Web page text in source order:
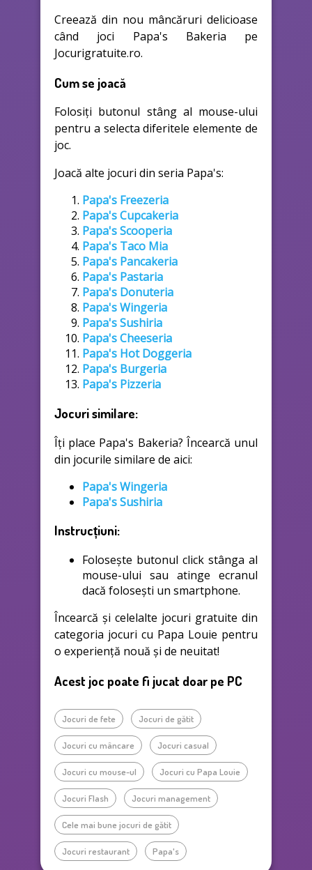
Creează din nou mâncăruri delicioase
când joci Papa's Bakeria pe
Jocurigratuite.ro.
Cum se joacă
Folosiți butonul stâng al mouse-ului
pentru a selecta diferitele elemente de
joc.
Joacă alte jocuri din seria Papa's:
Papa's Freezeria
Papa's Cupcakeria
Papa's Scooperia
Papa's Taco Mia
Papa's Pancakeria
Papa's Pastaria
Papa's Donuteria
Papa's Wingeria
Papa's Sushiria
Papa's Cheeseria
Papa's Hot Doggeria
Papa's Burgeria
Papa's Pizzeria
Jocuri similare:
Îți place Papa's Bakeria? Încearcă unul
din jocurile similare de aici:
Papa's Wingeria
Papa's Sushiria
Instrucțiuni:
Folosește butonul click stânga al
mouse-ului sau atinge ecranul
dacă folosești un smartphone.
Încearcă și celelalte jocuri gratuite din
categoria jocuri cu Papa Louie pentru
o experiență nouă și de neuitat!
Acest joc poate fi jucat doar pe PC
Jocuri de fete Jocuri de gătit
Jocuri cu mâncare Jocuri casual
Jocuri cu mouse-ul Jocuri cu Papa Louie
Jocuri Flash Jocuri management
Cele mai bune jocuri de gătit
Jocuri restaurant Papa's